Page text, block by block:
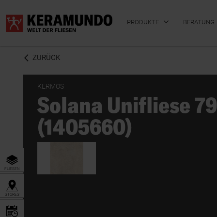
PRODUKTE
BADFLIESEN KÜCHENFLIESEN
BERATUNG
ZURÜCK
KERMOS
Solana Unifliese
(1405660)
FLIESEN
STORES